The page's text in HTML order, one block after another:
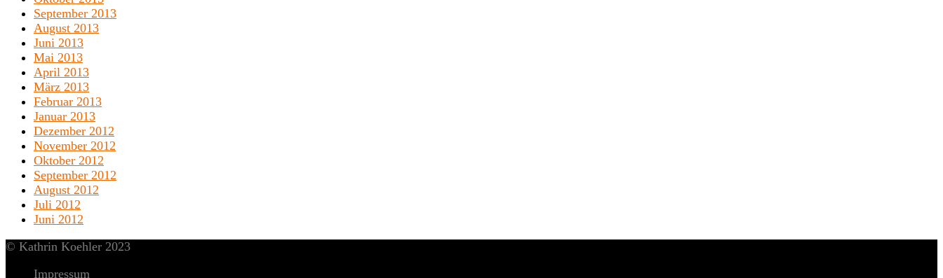
September 2013
August 2013
Juni 2013
Mai 2013
April 2013
März 2013
Februar 2013
Januar 2013
Dezember 2012
November 2012
Oktober 2012
September 2012
August 2012
Juli 2012
Juni 2012
© Kathrin Koehler 2023
Impressum